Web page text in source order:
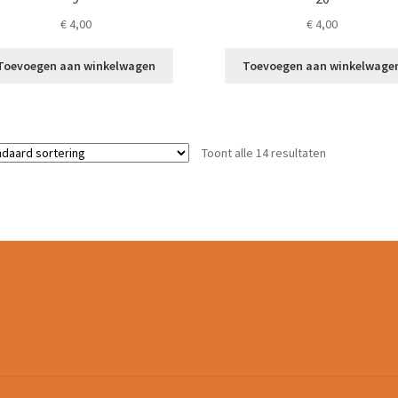
€4,00
aan winkelwagen
€4,00
Toevoegen aan
Toont alle 14 resultaten